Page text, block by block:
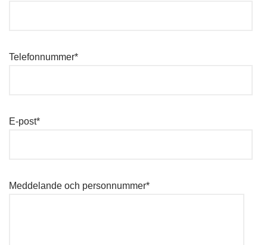
Telefonnummer*
E-post*
Meddelande och personnummer*